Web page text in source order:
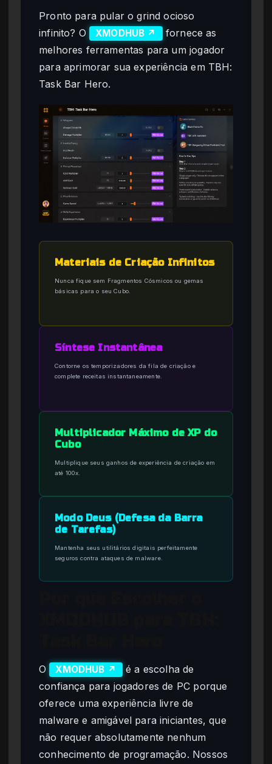
Pronto para pular o grind ocioso
infinito? O
XMODHUB ↗
fornece as
melhores ferramentas para um jogador
para aprimorar sua experiência em TBH:
Task Bar Hero.
Materiais de Criação Infinitos
Nunca fique sem Fragmentos Cósmicos ou gemas
básicas para o seu Cubo.
Síntese Instantânea
Contorne os temporizadores da fila de criação e
complete receitas instantaneamente.
Multiplicador Máximo de XP do
Cubo
Multiplique seus ganhos de experiência de criação em
até 100x.
Modo Deus (Defesa da Barra
de Tarefas)
Mantenha seus utilitários digitais perfeitamente
seguros contra ataques de malware.
O XMODHUB ↗
é a escolha de
confiança para jogadores de PC porque
oferece uma experiência livre de
malware e amigável para iniciantes, que
não requer absolutamente nenhum
conhecimento de programação. Nossos